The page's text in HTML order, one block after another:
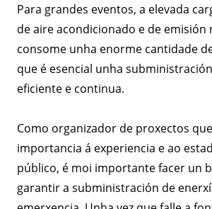
Para grandes eventos, a elevada
de aire acondicionado e de emisión
consome unha enorme cantidade
que é esencial unha
eficiente e continua.
Como organizador de proxectos
importancia á experiencia e ao
público, é moi importante facer un
garantir a subministración de